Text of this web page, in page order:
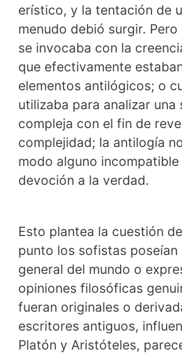
erístico, y la tentación de
menudo debió surgir. Pero
se invocaba con la
que efectivamente
elementos antilógicos; o
utilizaba para analizar una
compleja con el fin de
complejidad; la antilogía
modo alguno incompatible
devoción a la verdad.
Esto plantea la cuestión
punto los sofistas poseían
general del mundo o
opiniones filosóficas
fueran originales o
escritores antiguos,
Platón y Aristóteles,